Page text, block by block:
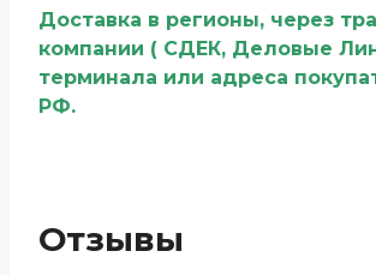
Доставка в регионы, через
компании ( СДЕК, Деловые
терминала или адреса
РФ.
Отзывы